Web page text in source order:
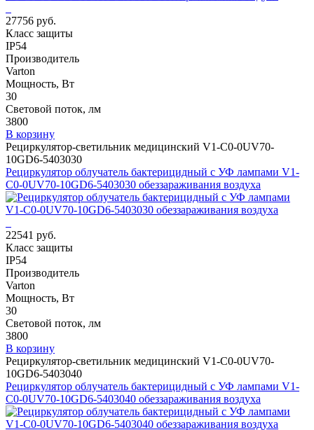
27756 руб.
Класс защиты
IP54
Производитель
Varton
Мощность, Вт
30
Световой поток, лм
3800
В корзину
Рециркулятор-светильник медицинский V1-C0-0UV70-
10GD6-5403030
Рециркулятор облучатель бактерицидный с УФ лампами V1-
C0-0UV70-10GD6-5403030 обеззараживания воздуха
22541 руб.
Класс защиты
IP54
Производитель
Varton
Мощность, Вт
30
Световой поток, лм
3800
В корзину
Рециркулятор-светильник медицинский V1-C0-0UV70-
10GD6-5403040
Рециркулятор облучатель бактерицидный с УФ лампами V1-
C0-0UV70-10GD6-5403040 обеззараживания воздуха